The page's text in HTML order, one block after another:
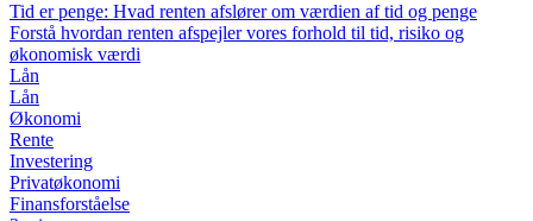
Tid er penge: Hvad renten afslører om værdien af tid og penge
Forstå hvordan renten afspejler vores forhold til tid, risiko og
økonomisk værdi
Lån
Lån
Økonomi
Rente
Investering
Privatøkonomi
Finansforståelse